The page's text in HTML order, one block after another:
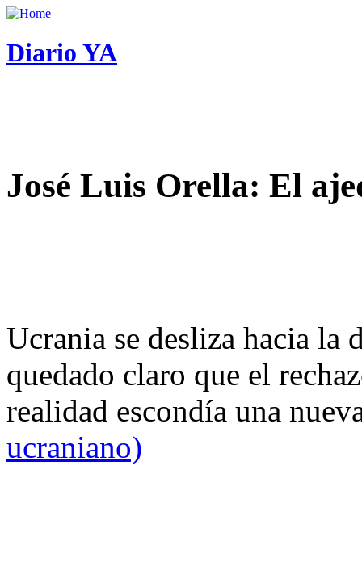
Diario YA
José Luis Orella: El
Ucrania se desliza hacia
quedado claro que el
realidad escondía una
ucraniano)